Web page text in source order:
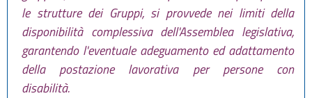
le strutture dei Gruppi, si provvede nei limiti della
disponibilità complessiva dell'Assemblea legislativa,
garantendo l'eventuale adeguamento ed adattamento
della postazione lavorativa per persone con
disabilità.